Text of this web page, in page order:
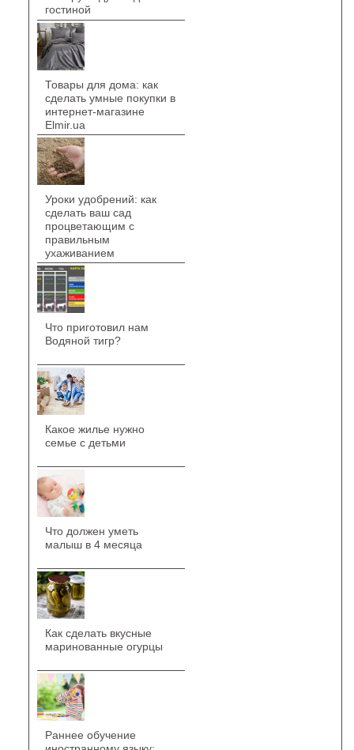
гостиной
Товары для дома: как
сделать умные покупки в
интернет-магазине
Elmir.ua
Уроки удобрений: как
сделать ваш сад
процветающим с
правильным
ухаживанием
Что приготовил нам
Водяной тигр?
Какое жилье нужно
семье с детьми
Что должен уметь
малыш в 4 месяца
Как сделать вкусные
маринованные огурцы
Раннее обучение